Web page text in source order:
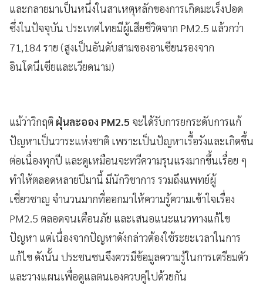
และกลายมาเป็นหนึ่งในสาเหตุหลักของการเกิดมะเร็งปอด
ซึ่งในปัจจุบัน ประเทศไทยมีผู้เสียชีวิตจาก PM2.5 แล้วกว่า
71,184 ราย (สูงเป็นอันดับสามของอาเซียนรองจาก
อินโดนีเซียและเวียดนาม)
แม้ว่าวิกฤติ ฝุ่นละออง PM2.5 จะได้รับการยกระดับการแก้
ปัญหาเป็นวาระแห่งชาติ เพราะเป็นปัญหาเรื้อรังและเกิดขึ้น
ต่อเนื่องทุกปี และดูเหมือนจะทวีความรุนแรงมากขึ้นเรื่อย ๆ
ทำให้ตลอดหลายปีมานี้ มีนักวิชาการ รวมถึงแพทย์ผู้
เชี่ยวชาญ จำนวนมากที่ออกมาให้ความรู้ความเข้าใจเรื่อง
PM2.5 ตลอดจนเตือนภัย และเสนอแนะแนวทางแก้ไข
ปัญหา แต่เนื่องจากปัญหาดังกล่าวต้องใช้ระยะเวลาในการ
แก้ไข ดังนั้น ประชนชนจึงควรมีข้อมูลความรู้ในการเตรียมตัว
และวางแผนเพื่อดูแลตนเองควบคู่ไปด้วยกัน